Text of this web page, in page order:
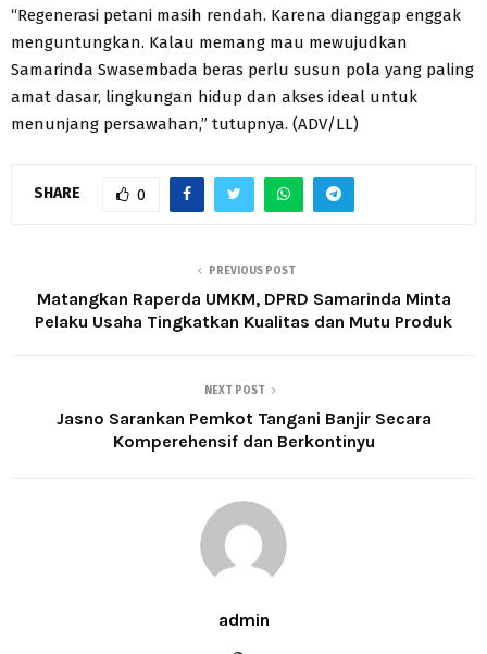
“Regenerasi petani masih rendah. Karena dianggap enggak
menguntungkan. Kalau memang mau mewujudkan
Samarinda Swasembada beras perlu susun pola yang paling
amat dasar, lingkungan hidup dan akses ideal untuk
menunjang persawahan,” tutupnya. (ADV/LL)
SHARE 0
PREVIOUS POST
Matangkan Raperda UMKM, DPRD Samarinda Minta
Pelaku Usaha Tingkatkan Kualitas dan Mutu Produk
NEXT POST
Jasno Sarankan Pemkot Tangani Banjir Secara
Komperehensif dan Berkontinyu
admin